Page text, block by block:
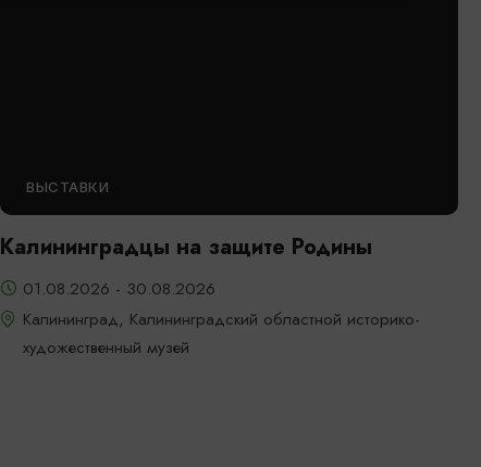
ВЫСТАВКИ
Калининградцы на защите Родины
01.08.2026 - 30.08.2026
Калининград, Калининградский областной историко-
художественный музей